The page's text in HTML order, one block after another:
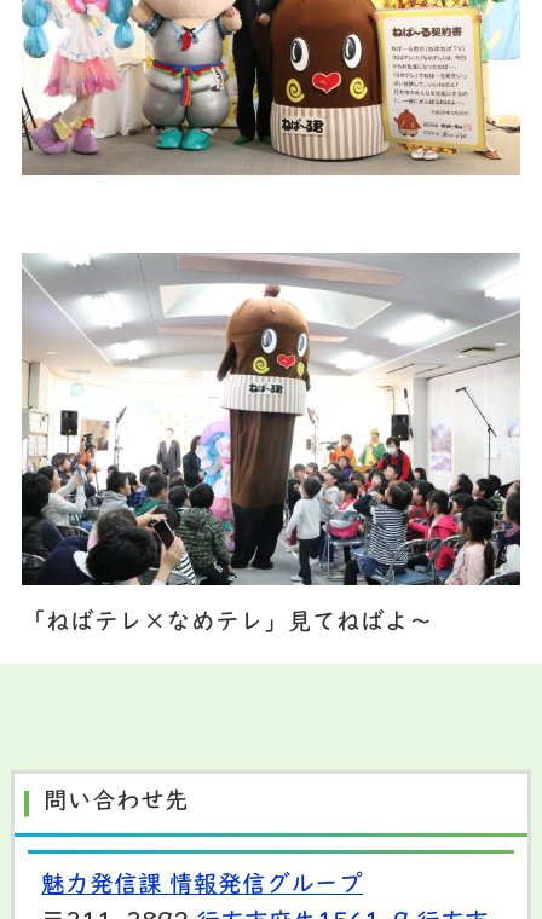
「ねばテレ×なめテレ」見てねばよ～
問い合わせ先
魅力発信課 情報発信グループ